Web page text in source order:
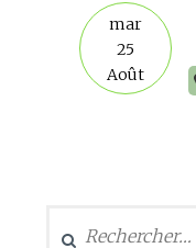
mar
25
Août